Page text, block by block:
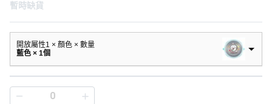
暫時缺貨
開放屬性1 × 顏色 × 數量
藍色 × 1個